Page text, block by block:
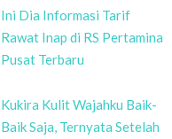
Ini Dia Informasi Tarif
Rawat Inap di RS Pertamina
Pusat Terbaru
Kukira Kulit Wajahku Baik-
Baik Saja, Ternyata Setelah